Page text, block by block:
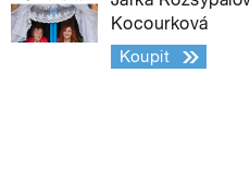
Kocourková
Koupit